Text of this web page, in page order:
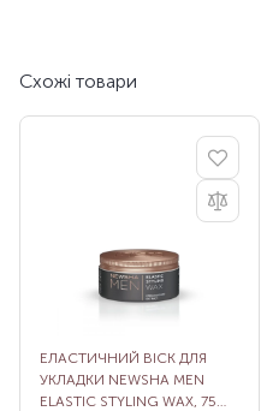
Схожі товари
ЕЛАСТИЧНИЙ ВІСК ДЛЯ
УКЛАДКИ NEWSHA MEN
ELASTIC STYLING WAX, 75